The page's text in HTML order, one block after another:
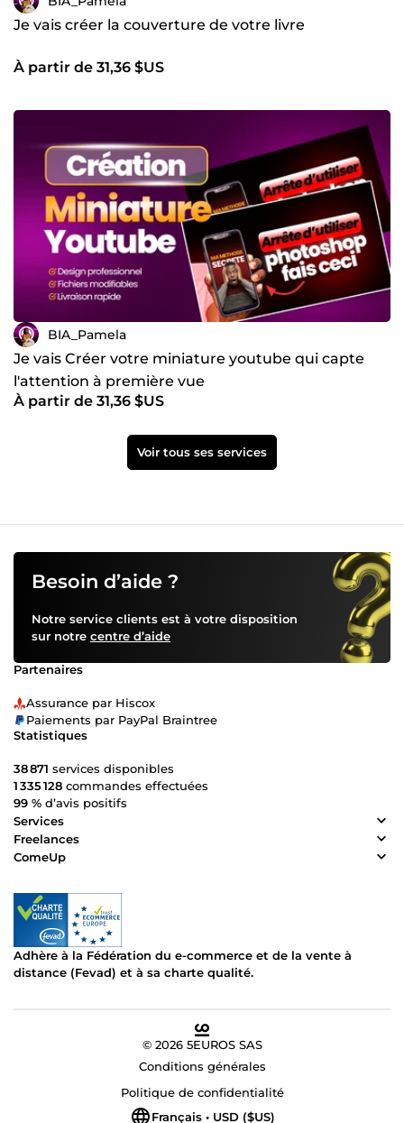
Je vais créer la couverture de votre livre
À partir de 31,36 $US
BIA_Pamela
Je vais Créer votre miniature youtube qui capte
l'attention à première vue
À partir de 31,36 $US
Voir tous ses services
Besoin d’aide ?
Notre service clients est à votre disposition
sur notre centre d’aide
Partenaires
Assurance par Hiscox
Paiements par PayPal Braintree
Statistiques
38 871 services disponibles
1 335 128 commandes effectuées
99 % d’avis positifs
Services
Freelances
ComeUp
Adhère à la Fédération du e-commerce et de la vente à
distance (Fevad) et à sa charte qualité.
© 2026 5EUROS SAS
Conditions générales
Politique de confidentialité
Français • USD ($US)